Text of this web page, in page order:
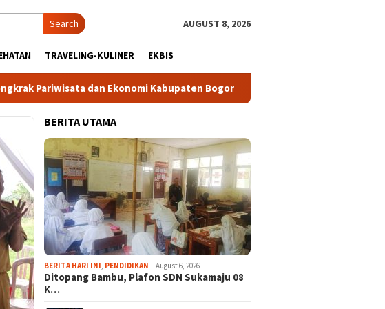
Search AUGUST 8, 2026
TRAVELING-KULINER EKBIS
dan Ekonomi Kabupaten Bogor Tour Malasari Halimun Salak
BERITA UTAMA
BERITA HARI INI PENDIDIKAN August 6, 2026
Ditopang Bambu, Plafon SDN Sukamaju 08
K…